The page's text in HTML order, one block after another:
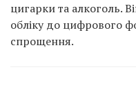
цигарки та алкоголь.
обліку до цифрового
спрощення.